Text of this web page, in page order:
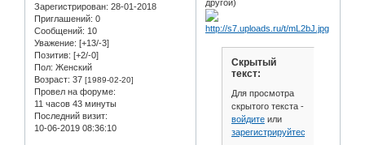
Зарегистрирован: 28-01-2018
Приглашений: 0
Сообщений: 10
Уважение: [+13/-3]
Позитив: [+2/-0]
Пол: Женский
Возраст: 37 [1989-02-20]
Провел на форуме:
11 часов 43 минуты
Последний визит:
10-06-2019 08:36:10
другой)
Скрытый
текст:
Для просмотра
скрытого текста -
войдитеили
зарегистрируйтесь